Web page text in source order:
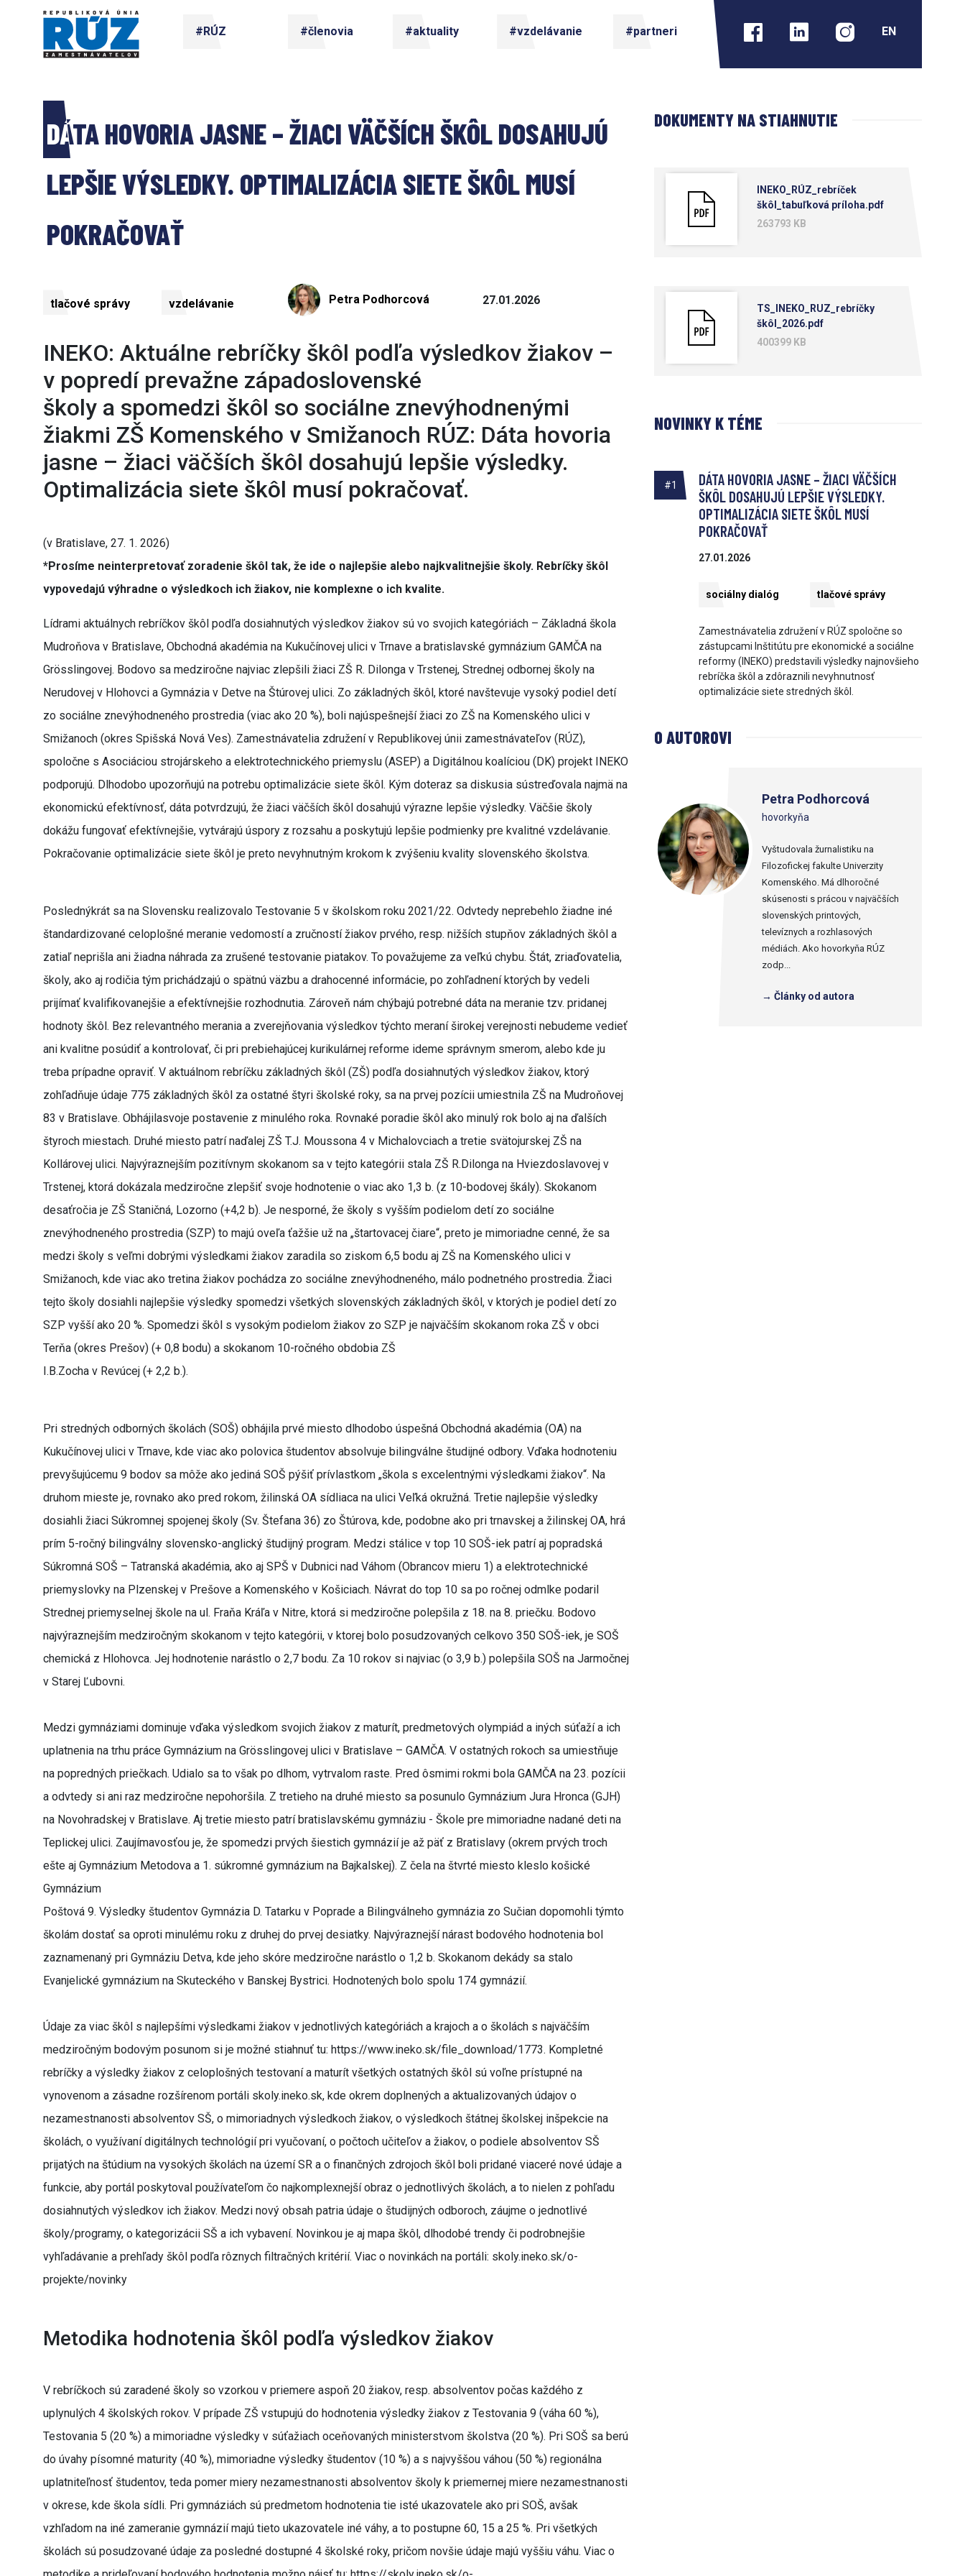
#RÚZ #členovia #aktuality #vzdelávanie #partneri
DÁTA HOVORIA JASNE – ŽIACI VÄČŠÍCH ŠKÔL DOSAHUJÚ
LEPŠIE VÝSLEDKY. OPTIMALIZÁCIA SIETE ŠKÔL MUSÍ
POKRAČOVAŤ
tlačové správy vzdelávanie Petra Podhorcová 27.01.2026
INEKO: Aktuálne rebríčky škôl podľa výsledkov žiakov –
v popredí prevažne západoslovenské
školy a spomedzi škôl so sociálne znevýhodnenými
žiakmi ZŠ Komenského v Smižanoch RÚZ: Dáta hovoria
jasne – žiaci väčších škôl dosahujú lepšie výsledky.
Optimalizácia siete škôl musí pokračovať.
(v Bratislave, 27. 1. 2026)
*Prosíme neinterpretovať zoradenie škôl tak, že ide o najlepšie alebo najkvalitnejšie školy. Rebríčky škôl
vypovedajú výhradne o výsledkoch ich žiakov, nie komplexne o ich kvalite.
Lídrami aktuálnych rebríčkov škôl podľa dosiahnutých výsledkov žiakov sú vo svojich kategóriách – Základná škola
Mudroňova v Bratislave, Obchodná akadémia na Kukučínovej ulici v Trnave a bratislavské gymnázium GAMČA na
Grösslingovej. Bodovo sa medziročne najviac zlepšili žiaci ZŠ R. Dilonga v Trstenej, Strednej odbornej školy na
Nerudovej v Hlohovci a Gymnázia v Detve na Štúrovej ulici. Zo základných škôl, ktoré navštevuje vysoký podiel detí
zo sociálne znevýhodneného prostredia (viac ako 20 %), boli najúspešnejší žiaci zo ZŠ na Komenského ulici v
Smižanoch (okres Spišská Nová Ves). Zamestnávatelia združení v Republikovej únii zamestnávateľov (RÚZ),
spoločne s Asociáciou strojárskeho a elektrotechnického priemyslu (ASEP) a Digitálnou koalíciou (DK) projekt INEKO
podporujú. Dlhodobo upozorňujú na potrebu optimalizácie siete škôl. Kým doteraz sa diskusia sústreďovala najmä na
ekonomickú efektívnosť, dáta potvrdzujú, že žiaci väčších škôl dosahujú výrazne lepšie výsledky. Väčšie školy
dokážu fungovať efektívnejšie, vytvárajú úspory z rozsahu a poskytujú lepšie podmienky pre kvalitné vzdelávanie.
Pokračovanie optimalizácie siete škôl je preto nevyhnutným krokom k zvýšeniu kvality slovenského školstva.
Poslednýkrát sa na Slovensku realizovalo Testovanie 5 v školskom roku 2021/22. Odvtedy neprebehlo žiadne iné
štandardizované celoplošné meranie vedomostí a zručností žiakov prvého, resp. nižších stupňov základných škôl a
zatiaľ neprišla ani žiadna náhrada za zrušené testovanie piatakov. To považujeme za veľkú chybu. Štát, zriaďovatelia,
školy, ako aj rodičia tým prichádzajú o spätnú väzbu a drahocenné informácie, po zohľadnení ktorých by vedeli
prijímať kvalifikovanejšie a efektívnejšie rozhodnutia. Zároveň nám chýbajú potrebné dáta na meranie tzv. pridanej
hodnoty škôl. Bez relevantného merania a zverejňovania výsledkov týchto meraní širokej verejnosti nebudeme vedieť
ani kvalitne posúdiť a kontrolovať, či pri prebiehajúcej kurikulárnej reforme ideme správnym smerom, alebo kde ju
treba prípadne opraviť. V aktuálnom rebríčku základných škôl (ZŠ) podľa dosiahnutých výsledkov žiakov, ktorý
zohľadňuje údaje 775 základných škôl za ostatné štyri školské roky, sa na prvej pozícii umiestnila ZŠ na Mudroňovej
83 v Bratislave. Obhájilasvoje postavenie z minulého roka. Rovnaké poradie škôl ako minulý rok bolo aj na ďalších
štyroch miestach. Druhé miesto patrí naďalej ZŠ T.J. Moussona 4 v Michalovciach a tretie svätojurskej ZŠ na
Kollárovej ulici. Najvýraznejším pozitívnym skokanom sa v tejto kategórii stala ZŠ R.Dilonga na Hviezdoslavovej v
Trstenej, ktorá dokázala medziročne zlepšiť svoje hodnotenie o viac ako 1,3 b. (z 10-bodovej škály). Skokanom
desaťročia je ZŠ Staničná, Lozorno (+4,2 b). Je nesporné, že školy s vyšším podielom detí zo sociálne
znevýhodneného prostredia (SZP) to majú oveľa ťažšie už na „štartovacej čiare“, preto je mimoriadne cenné, že sa
medzi školy s veľmi dobrými výsledkami žiakov zaradila so ziskom 6,5 bodu aj ZŠ na Komenského ulici v
Smižanoch, kde viac ako tretina žiakov pochádza zo sociálne znevýhodneného, málo podnetného prostredia. Žiaci
tejto školy dosiahli najlepšie výsledky spomedzi všetkých slovenských základných škôl, v ktorých je podiel detí zo
SZP vyšší ako 20 %. Spomedzi škôl s vysokým podielom žiakov zo SZP je najväčším skokanom roka ZŠ v obci
Terňa (okres Prešov) (+ 0,8 bodu) a skokanom 10-ročného obdobia ZŠ
I.B.Zocha v Revúcej (+ 2,2 b.).
Pri stredných odborných školách (SOŠ) obhájila prvé miesto dlhodobo úspešná Obchodná akadémia (OA) na
Kukučínovej ulici v Trnave, kde viac ako polovica študentov absolvuje bilingválne študijné odbory. Vďaka hodnoteniu
prevyšujúcemu 9 bodov sa môže ako jediná SOŠ pýšiť prívlastkom „škola s excelentnými výsledkami žiakov“. Na
druhom mieste je, rovnako ako pred rokom, žilinská OA sídliaca na ulici Veľká okružná. Tretie najlepšie výsledky
dosiahli žiaci Súkromnej spojenej školy (Sv. Štefana 36) zo Štúrova, kde, podobne ako pri trnavskej a žilinskej OA, hrá
prím 5-ročný bilingválny slovensko-anglický študijný program. Medzi stálice v top 10 SOŠ-iek patrí aj popradská
Súkromná SOŠ – Tatranská akadémia, ako aj SPŠ v Dubnici nad Váhom (Obrancov mieru 1) a elektrotechnické
priemyslovky na Plzenskej v Prešove a Komenského v Košiciach. Návrat do top 10 sa po ročnej odmlke podaril
Strednej priemyselnej škole na ul. Fraňa Kráľa v Nitre, ktorá si medziročne polepšila z 18. na 8. priečku. Bodovo
najvýraznejším medziročným skokanom v tejto kategórii, v ktorej bolo posudzovaných celkovo 350 SOŠ-iek, je SOŠ
chemická z Hlohovca. Jej hodnotenie narástlo o 2,7 bodu. Za 10 rokov si najviac (o 3,9 b.) polepšila SOŠ na Jarmočnej
v Starej Ľubovni.
Medzi gymnáziami dominuje vďaka výsledkom svojich žiakov z maturít, predmetových olympiád a iných súťaží a ich
uplatnenia na trhu práce Gymnázium na Grösslingovej ulici v Bratislave – GAMČA. V ostatných rokoch sa umiestňuje
na popredných priečkach. Udialo sa to však po dlhom, vytrvalom raste. Pred ôsmimi rokmi bola GAMČA na 23. pozícii
a odvtedy si ani raz medziročne nepohoršila. Z tretieho na druhé miesto sa posunulo Gymnázium Jura Hronca (GJH)
na Novohradskej v Bratislave. Aj tretie miesto patrí bratislavskému gymnáziu - Škole pre mimoriadne nadané deti na
Teplickej ulici. Zaujímavosťou je, že spomedzi prvých šiestich gymnázií je až päť z Bratislavy (okrem prvých troch
ešte aj Gymnázium Metodova a 1. súkromné gymnázium na Bajkalskej). Z čela na štvrté miesto kleslo košické
Gymnázium
Poštová 9. Výsledky študentov Gymnázia D. Tatarku v Poprade a Bilingválneho gymnázia zo Sučian dopomohli týmto
školám dostať sa oproti minulému roku z druhej do prvej desiatky. Najvýraznejší nárast bodového hodnotenia bol
zaznamenaný pri Gymnáziu Detva, kde jeho skóre medziročne narástlo o 1,2 b. Skokanom dekády sa stalo
Evanjelické gymnázium na Skuteckého v Banskej Bystrici. Hodnotených bolo spolu 174 gymnázií.
Údaje za viac škôl s najlepšími výsledkami žiakov v jednotlivých kategóriách a krajoch a o školách s najväčším
medziročným bodovým posunom si je možné stiahnuť tu: https://www.ineko.sk/file_download/1773. Kompletné
rebríčky a výsledky žiakov z celoplošných testovaní a maturít všetkých ostatných škôl sú voľne prístupné na
vynovenom a zásadne rozšírenom portáli skoly.ineko.sk, kde okrem doplnených a aktualizovaných údajov o
nezamestnanosti absolventov SŠ, o mimoriadnych výsledkoch žiakov, o výsledkoch štátnej školskej inšpekcie na
školách, o využívaní digitálnych technológií pri vyučovaní, o počtoch učiteľov a žiakov, o podiele absolventov SŠ
prijatých na štúdium na vysokých školách na území SR a o finančných zdrojoch škôl boli pridané viaceré nové údaje a
funkcie, aby portál poskytoval používateľom čo najkomplexnejší obraz o jednotlivých školách, a to nielen z pohľadu
dosiahnutých výsledkov ich žiakov. Medzi nový obsah patria údaje o študijných odboroch, záujme o jednotlivé
školy/programy, o kategorizácii SŠ a ich vybavení. Novinkou je aj mapa škôl, dlhodobé trendy či podrobnejšie
vyhľadávanie a prehľady škôl podľa rôznych filtračných kritérií. Viac o novinkách na portáli: skoly.ineko.sk/o-
projekte/novinky
Metodika hodnotenia škôl podľa výsledkov žiakov
V rebríčkoch sú zaradené školy so vzorkou v priemere aspoň 20 žiakov, resp. absolventov počas každého z
uplynulých 4 školských rokov. V prípade ZŠ vstupujú do hodnotenia výsledky žiakov z Testovania 9 (váha 60 %),
Testovania 5 (20 %) a mimoriadne výsledky v súťažiach oceňovaných ministerstvom školstva (20 %). Pri SOŠ sa berú
do úvahy písomné maturity (40 %), mimoriadne výsledky študentov (10 %) a s najvyššou váhou (50 %) regionálna
uplatniteľnosť študentov, teda pomer miery nezamestnanosti absolventov školy k priemernej miere nezamestnanosti
v okrese, kde škola sídli. Pri gymnáziách sú predmetom hodnotenia tie isté ukazovatele ako pri SOŠ, avšak
vzhľadom na iné zameranie gymnázií majú tieto ukazovatele iné váhy, a to postupne 60, 15 a 25 %. Pri všetkých
školách sú posudzované údaje za posledné dostupné 4 školské roky, pričom novšie údaje majú vyššiu váhu. Viac o
DOKUMENTY NA STIAHNUTIE
INEKO_RÚZ_rebríček
škôl_tabuľková príloha.pdf
263793 KB
TS_INEKO_RUZ_rebríčky
škôl_2026.pdf
400399 KB
NOVINKY K TÉME
#1
DÁTA HOVORIA JASNE – ŽIACI VÄČŠÍCH
ŠKÔL DOSAHUJÚ LEPŠIE VÝSLEDKY.
OPTIMALIZÁCIA SIETE ŠKÔL MUSÍ
POKRAČOVAŤ
27.01.2026
sociálny dialóg tlačové správy
Zamestnávatelia združení v RÚZ spoločne so
zástupcami Inštitútu pre ekonomické a sociálne
reformy (INEKO) predstavili výsledky najnovšieho
rebríčka škôl a zdôraznili nevyhnutnosť
optimalizácie siete stredných škôl.
O AUTOROVI
Petra Podhorcová
hovorkyňa
Vyštudovala žurnalistiku na
Filozofickej fakulte Univerzity
Komenského. Má dlhoročné
skúsenosti s prácou v najväčších
slovenských printových,
televíznych a rozhlasových
médiách. Ako hovorkyňa RÚZ
zodp...
→ Články od autora